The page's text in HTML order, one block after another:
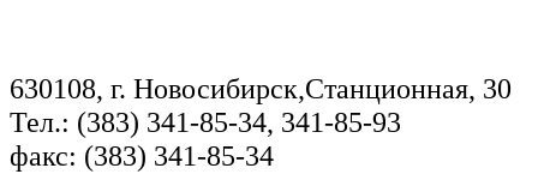
630108, г. Новосибирск,Станционная, 30
Тел.: (383) 341-85-34, 341-85-93
факс: (383) 341-85-34